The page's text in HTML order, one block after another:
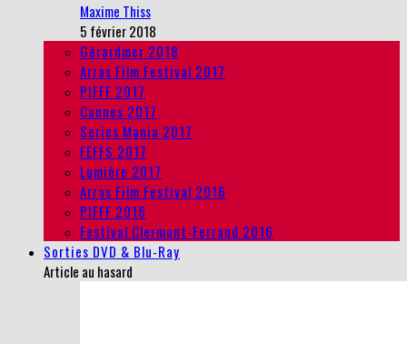
Maxime Thiss
5 février 2018
Gérardmer 2018
Arras Film Festival 2017
PIFFF 2017
Cannes 2017
Series Mania 2017
FEFFS 2017
Lumière 2017
Arras Film Festival 2016
PIFFF 2016
Festival Clermont-Ferrand 2016
Sorties DVD & Blu-Ray
Article au hasard